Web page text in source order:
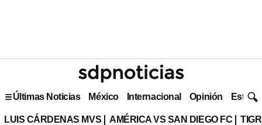
Últimas Noticias México Internacional Opinión Estilo
LUIS CÁRDENAS MVS AMÉRICA VS SAN DIEGO FC